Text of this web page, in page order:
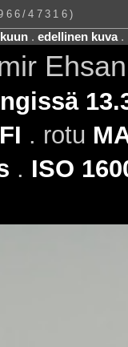
47316)
. edellinen kuva.
FI . rotu
. ISO